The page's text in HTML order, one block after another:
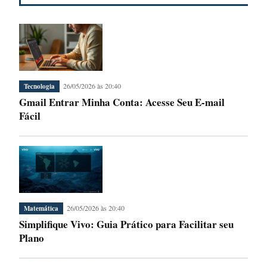
Tecnologia 26/05/2026 às 20:40
Gmail Entrar Minha Conta: Acesse Seu E-mail
Fácil
Matemática 26/05/2026 às 20:40
Simplifique Vivo: Guia Prático para Facilitar seu
Plano